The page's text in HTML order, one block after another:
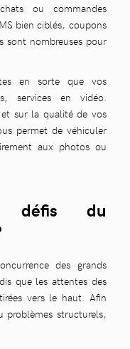
ou commandes
bien ciblés, coupons
sont nombreuses pour
en sorte que vos
services en vidéo.
et sur la qualité de vos
permet de véhiculer
aux photos ou
défis du
des grands
que les attentes des
vers le haut. Afin
problèmes structurels,